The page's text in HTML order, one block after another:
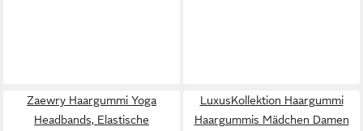
Zaewry Haargummi Yoga
Headbands, Elastische
LuxusKollektion Haargummi
Haargummis Mädchen Damen